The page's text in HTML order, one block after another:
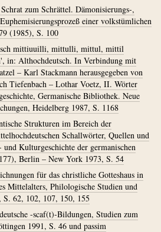
zum Schrättel. Dämonisierungs-,
einer volkstümlichen
(1985), S. 100
mittiuuilli, mittulli, mittul, mittil
in: Althochdeutsch. In Verbindung mit
– Karl Stackmann herausgegeben von
Tiefenbach – Lothar Voetz, II. Wörter
Germanische Bibliothek. Neue
Heidelberg 1987, S. 1168
Strukturen im Bereich der
Schallwörter, Quellen und
und Kulturgeschichte der germanischen
Berlin – New York 1973, S. 54
für das christliche Gotteshaus in
Mittelalters, Philologische Studien und
62, 102, 107, 150, 155
-scaf(t)-Bildungen, Studien zum
1991, S. 46 und passim